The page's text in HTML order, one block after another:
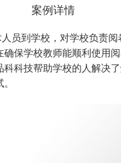
案例详情
员到学校，对学校负责阅
确保学校教师能顺利使用
科技帮助学校的人解决了